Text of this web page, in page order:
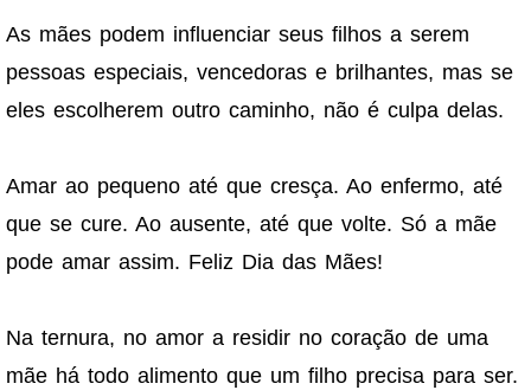
As mães podem influenciar seus filhos a serem
pessoas especiais, vencedoras e brilhantes, mas se
eles escolherem outro caminho, não é culpa delas.
Amar ao pequeno até que cresça. Ao enfermo, até
que se cure. Ao ausente, até que volte. Só a mãe
pode amar assim. Feliz Dia das Mães!
Na ternura, no amor a residir no coração de uma
mãe há todo alimento que um filho precisa para ser.